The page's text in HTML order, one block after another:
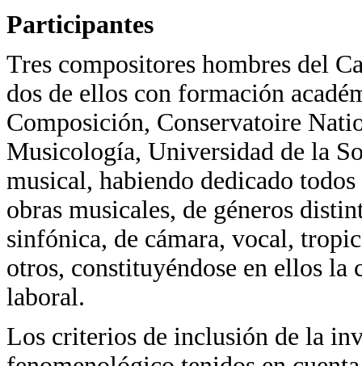
Participantes
Tres compositores hombres del
dos de ellos con formación
Composición, Conservatoire
Musicología, Universidad de la
musical, habiendo dedicado
obras musicales, de géneros
sinfónica, de cámara, vocal,
otros, constituyéndose en ellos
laboral.
Los criterios de inclusión de la